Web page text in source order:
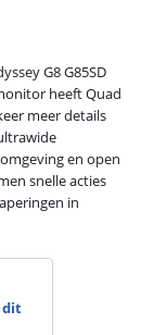
G8 G85SD
heeft Quad
meer details
en open
snelle acties
in
dit